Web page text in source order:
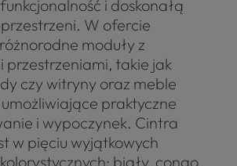
i doskonałą
W ofercie
moduły z
przestrzeniami, takie jak
czy witryny oraz meble
praktyczne
i wypoczynek. Cintra
w pięciu wyjątkowych
biały, congo,